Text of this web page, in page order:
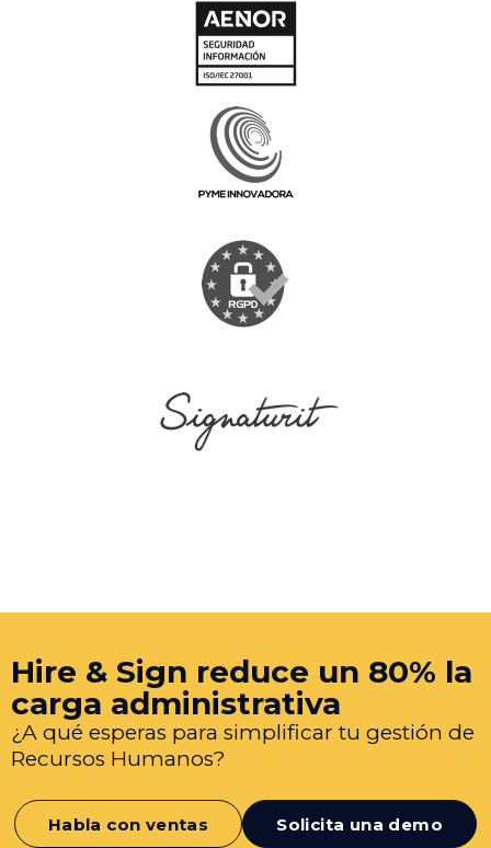
Hire & Sign reduce un 80% la
carga administrativa
¿A qué esperas para simplificar tu gestión de
Recursos Humanos?
Habla con ventas Solicita una demo